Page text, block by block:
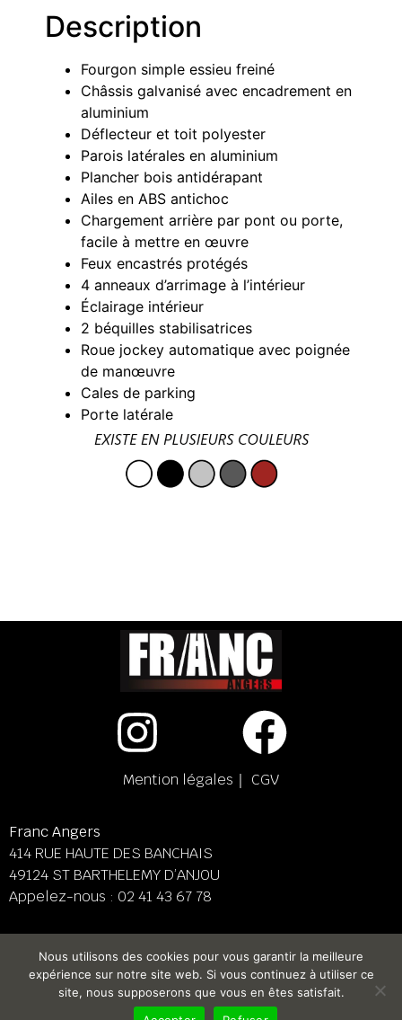
Description
Fourgon simple essieu freiné
Châssis galvanisé avec encadrement en
aluminium
Déflecteur et toit polyester
Parois latérales en aluminium
Plancher bois antidérapant
Ailes en ABS antichoc
Chargement arrière par pont ou porte,
facile à mettre en œuvre
Feux encastrés protégés
4 anneaux d’arrimage à l’intérieur
Éclairage intérieur
2 béquilles stabilisatrices
Roue jockey automatique avec poignée
de manœuvre
Cales de parking
Porte latérale
Mention légales ｜ CGV
Franc Angers
414 RUE HAUTE DES BANCHAIS
49124 ST BARTHELEMY D’ANJOU
Appelez-nous : 02 41 43 67 78
Franc Le Mans
158 BD PIERRE LEFAUCHEUX
72230 ARNAGE
02 43 87 38 08
Nous utilisons des cookies pour vous garantir la meilleure
expérience sur notre site web. Si vous continuez à utiliser ce
site, nous supposerons que vous en êtes satisfait.